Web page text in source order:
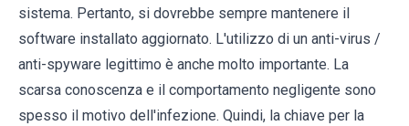
sistema. Pertanto, si dovrebbe sempre mantenere il
software installato aggiornato. L'utilizzo di un anti-virus /
anti-spyware legittimo è anche molto importante. La
scarsa conoscenza e il comportamento negligente sono
spesso il motivo dell'infezione. Quindi, la chiave per la